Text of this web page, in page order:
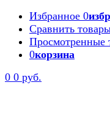
Избранное 0
Сравнить
Просмотренные
0корзина
0 0 руб.